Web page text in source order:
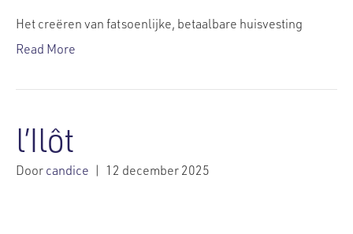
Het creëren van fatsoenlijke, betaalbare huisvesting
Read More
l’Ilôt
Doorcandice | 12 december 2025